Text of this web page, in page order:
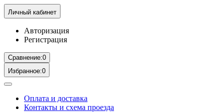
Личный кабинет
Авторизация
Регистрация
Сравнение:0
Избранное:0
Оплата и доставка
Контакты и схема проезда